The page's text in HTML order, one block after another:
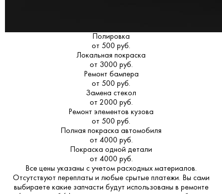
Полировка
от 500 руб.
Локальная покраска
от 3000 руб.
Ремонт бампера
от 500 руб.
Замена стекол
от 2000 руб.
Ремонт элементов кузова
от 500 руб.
Полная покраска автомобиля
от 4000 руб.
Покраска одной детали
от 4000 руб.
Все цены указаны с учетом расходных материалов.
Отсутствуют переплаты и любые срытые платежи. Вы сами
выбираете какие запчасти будут использованы в ремонте